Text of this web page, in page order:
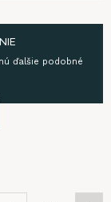
ďalšie podobné